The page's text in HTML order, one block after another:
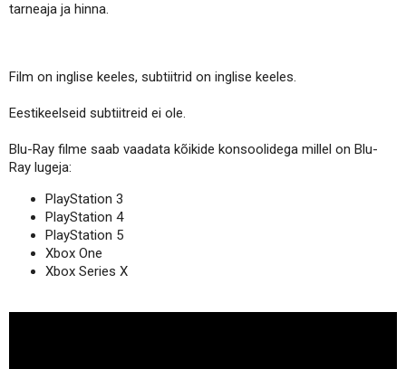
tarneaja ja hinna.
Film on inglise keeles, subtiitrid on inglise keeles.
Eestikeelseid subtiitreid ei ole.
Blu-Ray filme saab vaadata kõikide konsoolidega millel on Blu-
Ray lugeja:
PlayStation 3
PlayStation 4
PlayStation 5
Xbox One
Xbox Series X